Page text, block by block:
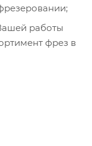
работы
фрез в